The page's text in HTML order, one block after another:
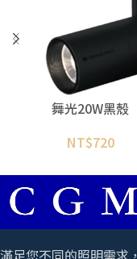
舞光20W黑殼
NT$720